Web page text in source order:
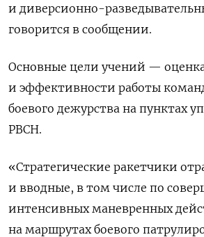
и диверсионно-
говорится в сообщении.
Основные цели учений —
и эффективности работы
боевого дежурства на пунктах
РВСН.
«Стратегические ракетчики
и вводные, в том числе по
интенсивных маневренных
на маршрутах боевого